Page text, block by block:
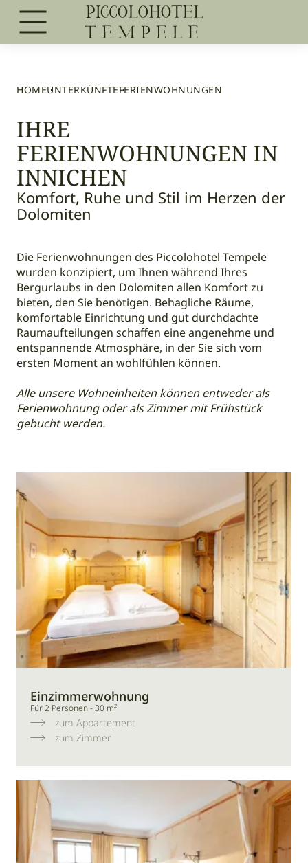
HOMEUNTERKÜNFTEFERIENWOHNUNGEN
IHRE
FERIENWOHNUNGEN IN
INNICHEN
Komfort, Ruhe und Stil im Herzen der
Dolomiten
Die Ferienwohnungen des Piccolohotel Tempele
wurden konzipiert, um Ihnen während Ihres
Bergurlaubs in den Dolomiten allen Komfort zu
bieten, den Sie benötigen. Behagliche Räume,
komfortable Einrichtung und gut durchdachte
Raumaufteilungen schaffen eine angenehme und
entspannende Atmosphäre, in der Sie sich vom
ersten Moment an wohlfühlen können.
Alle unsere Wohneinheiten können entweder als
Ferienwohnung oder als Zimmer mit Frühstück
gebucht werden.
Einzimmerwohnung
Für 2 Personen - 30 m²
zum Appartement
zum Zimmer